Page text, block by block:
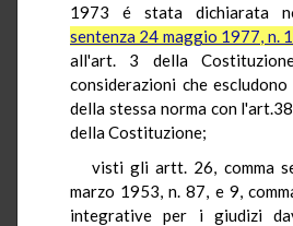
1973 é stata dichiarata
sentenza 24 maggio 1977, n.
all'art. 3 della
considerazioni che
della stessa norma con
della Costituzione;
visti gli artt. 26, comma
marzo 1953, n. 87, e 9,
integrative per i giudizi